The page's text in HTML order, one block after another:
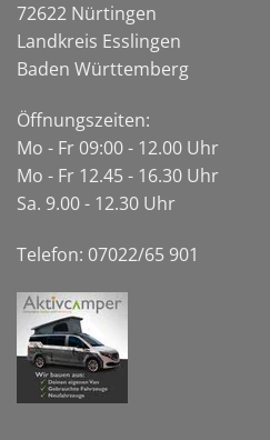
72622 Nürtingen
Landkreis Esslingen
Baden Württemberg
Öffnungszeiten:
Mo - Fr 09:00 - 12.00 Uhr
Mo - Fr 12.45 - 16.30 Uhr
Sa. 9.00 - 12.30 Uhr
Telefon: 07022/65 901